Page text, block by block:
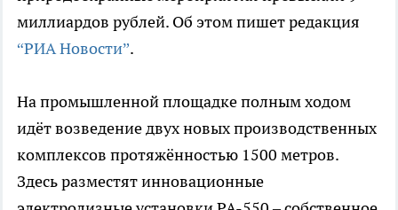
миллиардов рублей. Об этом пишет редакция
“РИА Новости”.
На промышленной площадке полным ходом
идёт возведение двух новых производственных
комплексов протяжённостью 1500 метров.
Здесь разместят инновационные